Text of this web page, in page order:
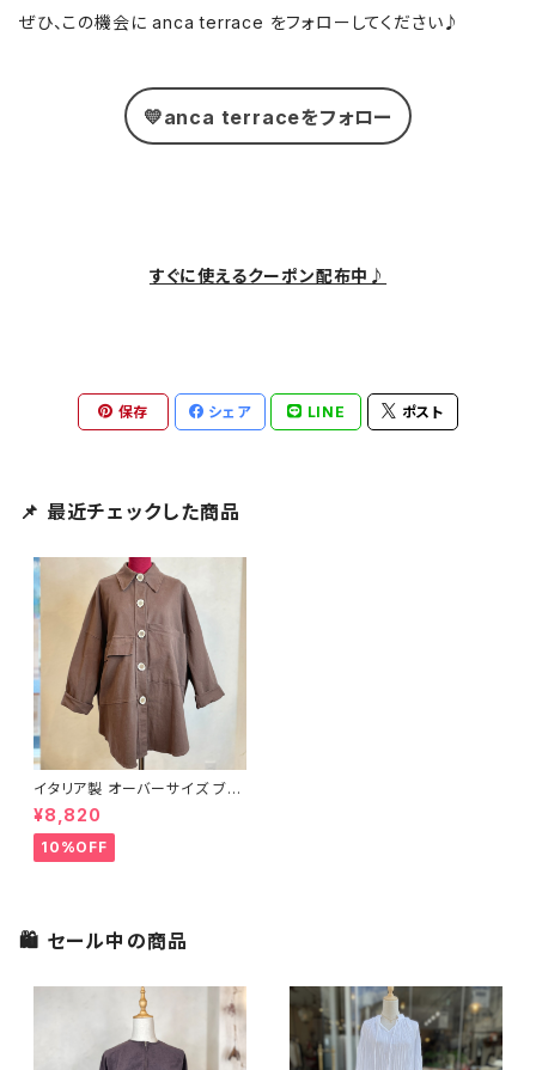
ぜひ、この機会に anca terrace をフォローしてください♪
💛anca terraceをフォロー
すぐに使えるクーポン配布中♪
保存 シェア LINE ポスト
📌 最近チェックした商品
イタリア製 オーバーサイズ ブラ
ウンジャケット
¥8,820
10%OFF
🛍 セール中の商品